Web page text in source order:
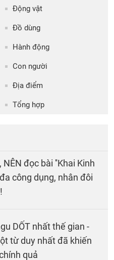
Động vật
Đồ dùng
Hành động
Con người
Địa điểm
Tổng hợp
đọc bài ''Khai Kinh
công dụng, nhân đôi
DỐT nhất thế gian -
từ duy nhất đã khiến
quả